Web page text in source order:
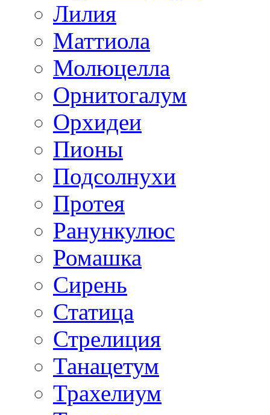
Лилия
Маттиола
Молюцелла
Орнитогалум
Орхидеи
Пионы
Подсолнухи
Протея
Ранункулюс
Ромашка
Сирень
Статица
Стрелиция
Танацетум
Трахелиум